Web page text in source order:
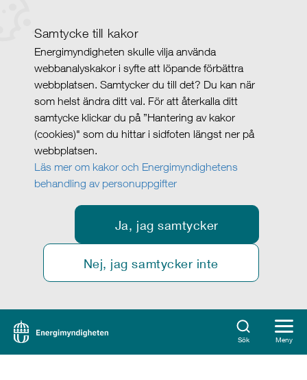
Samtycke till kakor
Energimyndigheten skulle vilja använda
webbanalyskakor i syfte att löpande förbättra
webbplatsen. Samtycker du till det? Du kan när
som helst ändra ditt val. För att återkalla ditt
samtycke klickar du på ”Hantering av kakor
(cookies)" som du hittar i sidfoten längst ner på
webbplatsen.
Läs mer om kakor och Energimyndighetens
behandling av personuppgifter
Ja, jag samtycker
Nej, jag samtycker inte
Sök Meny